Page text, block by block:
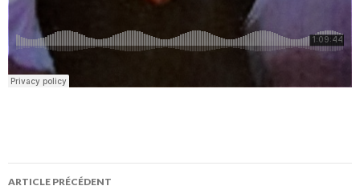
ARTICLE PRÉCÉDENT